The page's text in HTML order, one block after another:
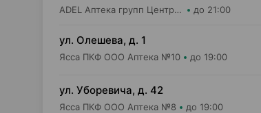
ADEL Аптека групп Центр ООО Аптека №55 до 21:00
ул. Олешева, д. 1
Ясса ПКФ ООО Аптека №10 до 19:00
ул. Уборевича, д. 42
Ясса ПКФ ООО Аптека №8 до 19:00